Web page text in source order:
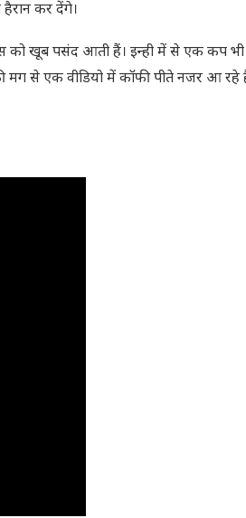
कर देंगे।
को खूब पसंद आती हैं। इन्ही में से एक कप
से एक वीडियो में कॉफी पीते नजर आ रहे